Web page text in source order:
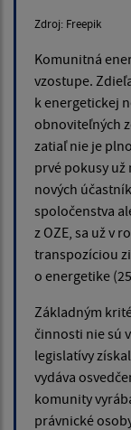
Zdroj: Freepik
Komunitná
vzostupe.
k energetickej
obnoviteľných
zatiaľ nie je
prvé pokusy
nových
spoločenstva
z OZE, sa už v
transpozíciou
o energetike
Základným
činnosti nie sú
legislatívy
vydáva
komunity
právnické